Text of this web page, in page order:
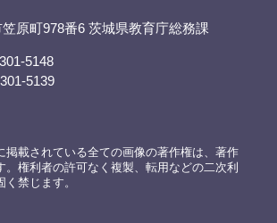
原町978番6 茨城県教育庁総務課
5148
5139
掲載されている全ての画像の著作権は、著作
。権利者の許可なく複製、転用などの二次利
禁じます。